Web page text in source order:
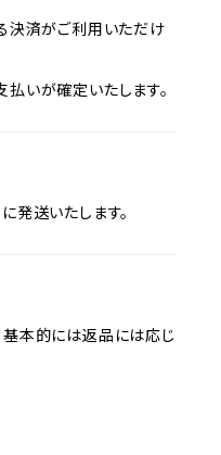
決済がご利用いただけ
いが確定いたします。
発送いたします。
基本的には返品には応じ